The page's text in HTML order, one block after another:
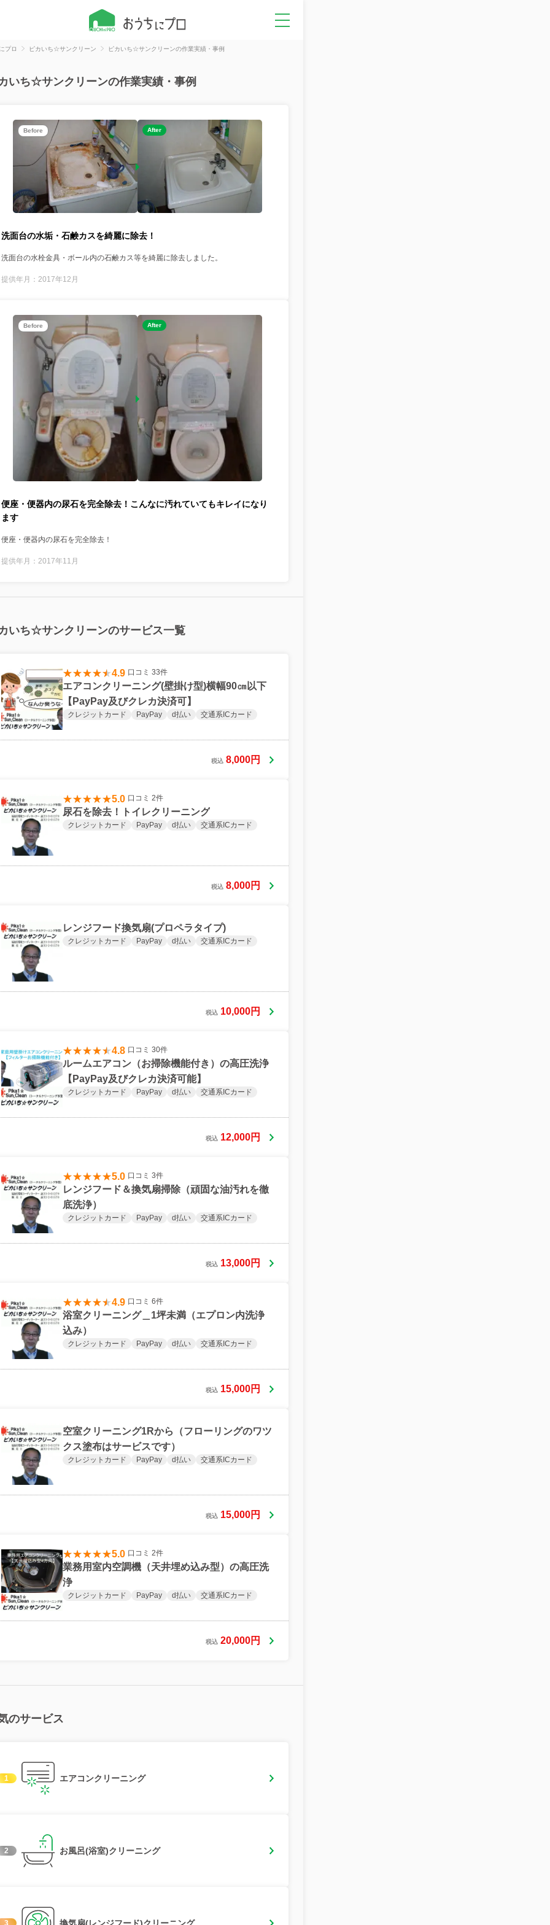
プロ ピカいち☆サンクリーン ピカいち☆サンクリーンの作業実績・事例
いち☆サンクリーンの作業実績・事例
Before After
洗面台の水垢・石鹸カスを綺麗に除去！
洗面台の水栓金具・ボール内の石鹸カス等を綺麗に除去しました。
提供年月：2017年12月
Before After
便座・便器内の尿石を完全除去！こんなに汚れていてもキレイになり
ます
便座・便器内の尿石を完全除去！
提供年月：2017年11月
いち☆サンクリーンのサービス一覧
4.9 口コミ 33件
エアコンクリーニング(壁掛け型)横幅90㎝以下
【PayPay及びクレカ決済可】
クレジットカード PayPay d払い 交通系ICカード
税込 8,000円
5.0 口コミ 2件
尿石を除去！トイレクリーニング
クレジットカード PayPay d払い 交通系ICカード
税込 8,000円
レンジフード換気扇(プロペラタイプ)
クレジットカード PayPay d払い 交通系ICカード
税込 10,000円
4.8 口コミ 30件
ルームエアコン（お掃除機能付き）の高圧洗浄
【PayPay及びクレカ決済可能】
クレジットカード PayPay d払い 交通系ICカード
税込 12,000円
5.0 口コミ 3件
レンジフード＆換気扇掃除（頑固な油汚れを徹
底洗浄）
クレジットカード PayPay d払い 交通系ICカード
税込 13,000円
4.9 口コミ 6件
浴室クリーニング＿1坪未満（エプロン内洗浄
込み）
クレジットカード PayPay d払い 交通系ICカード
税込 15,000円
空室クリーニング1Rから（フローリングのワツ
クス塗布はサービスです）
クレジットカード PayPay d払い 交通系ICカード
税込 15,000円
5.0 口コミ 2件
業務用室内空調機（天井埋め込み型）の高圧洗
浄
クレジットカード PayPay d払い 交通系ICカード
税込 20,000円
のサービス
1 エアコンクリーニング
2 お風呂(浴室)クリーニング
3